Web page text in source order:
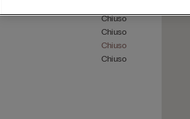
Chiuso
Chiuso
Chiuso
Chiuso